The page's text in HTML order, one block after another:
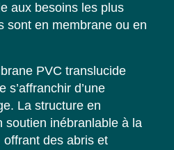
aux besoins les plus
sont en membrane ou en
PVC translucide
s’affranchir d’une
La structure en
soutien inébranlable à la
offrant des abris et